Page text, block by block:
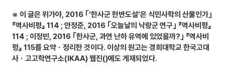
※ 이 글은 위가야, 2016 ｢‘한사군 한반도설’은 식민사학의 산물인가｣
『역사비평』 114 ; 안정준, 2016 ｢오늘날의 낙랑군 연구｣ 『역사비평』
114 ; 이정빈, 2016 ｢한사군, 과연 난하 유역에 있었을까?｣ 『역사비
평』 115를 요약ㆍ정리한 것이다. 이상의 원고는 경희대학교 한국고대
사ㆍ고고학연구소(IKAA) 웹진()에도 게재되었다.